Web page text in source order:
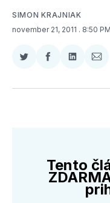
SIMON KRAJNIAK
november 21, 2011 . 8:50 PM
Zdieľať
Twitter
Zdieľať
Facebooku
Zdieľať
E-
Tento